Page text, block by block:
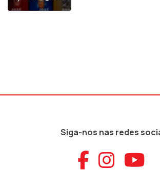
Siga-nos nas redes
Aceder